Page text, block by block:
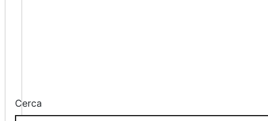
Cerca